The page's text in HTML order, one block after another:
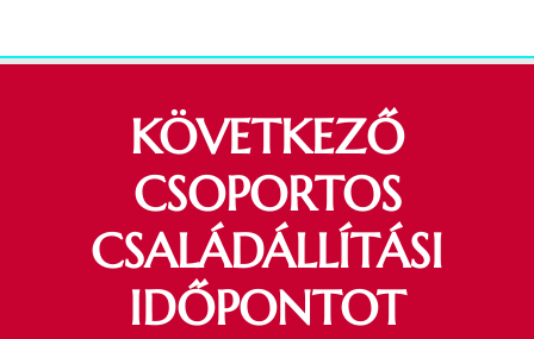
KÖVETKEZŐ
CSOPORTOS
CSALÁDÁLLÍTÁSI
IDŐPONTOT